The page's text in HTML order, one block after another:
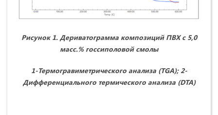
Рисунок 1. Дериватограмма композиций ПВХ с 5,0
масс.% госсиполовой смолы
1-Термогравиметрического анализа (TGA); 2-
Дифференциального термического анализа (DTA)